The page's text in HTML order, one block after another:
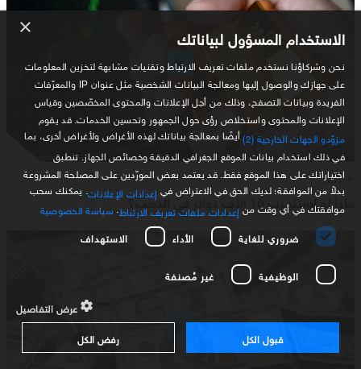
ذهب
ماذا لو استثمرت 10 آلاف دولار في الذهب؟
× الاستخدام المسؤول لبياناتك
نحن وشركاؤنا نستخدم ملفات تعريف الارتباط وتقنيات مشابهة لتخزين المعلومات
على جهازك والوصول إليها ومعالجة البيانات الشخصية مثل عنوان IP والمعرّفات
الفريدة وبيانات التصفح، وذلك من أجل الإعلانات والمحتوى المخصّصين وقياس
الإعلانات والمحتوى واستخلاص رؤى حول الجمهور وتحسين الخدمات. قد يقوم
مزوّدو الجهات الخارجية (2)
أيضًا بمعالجة بياناتك لهذه الأغراض ولأغراض أخرى، بما
في ذلك استخدام بيانات الموقع الجغرافي الدقيقة وخصائص الجهاز. تنطبق
اختياراتك على هذا الموقع فقط. قد يعتمد بعض المورّدين على المصلحة المشروعة
بدلاً من الموافقة؛ لديك الحق في الاعتراض في إعدادات الإعلانات . يمكنك سحب
موافقتك في أي وقت من إعدادات ملفات تعريف الارتباط سياسة الخصوصية
ضروري للغاية
الأداء الاستهداف
الوظيفية غير مُصنفة
عرض التفاصيل
قبول الكل
رفض الكل